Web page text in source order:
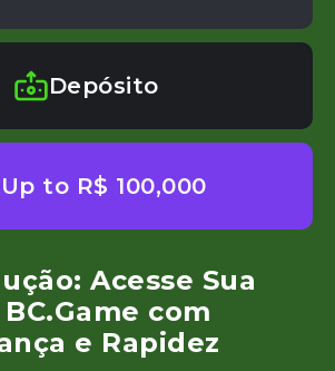
Depósito
Up to R$ 100,000
Acesse Sua
com
e Rapidez